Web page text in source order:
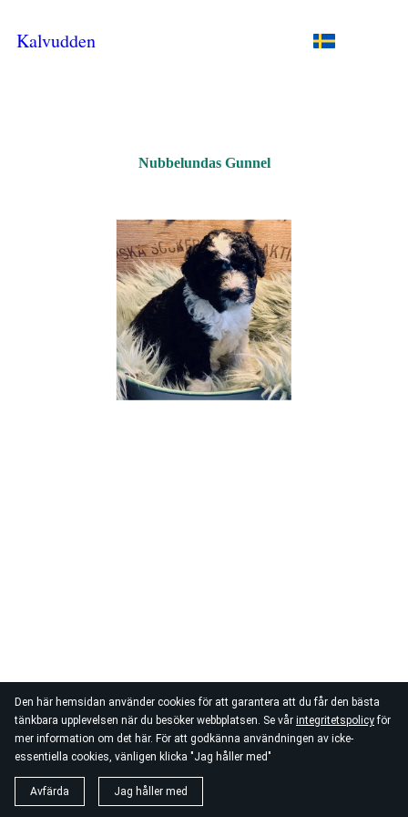
Den här hemsidan använder cookies för att garantera att du får den bästa
tänkbara upplevelsen när du besöker webbplatsen. Se vår integritetspolicyför
mer information om det här. För att godkänna användningen av icke-
essentiella cookies, vänligen klicka "Jag håller med"
Avfärda Jag håller med
Kalvudden
Nubbelundas Gunnel